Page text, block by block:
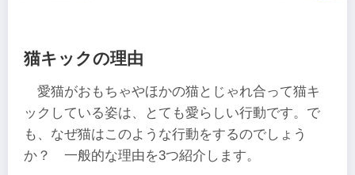
猫キックの理由
愛猫がおもちゃやほかの猫とじゃれ合って猫キ
ックしている姿は、とても愛らしい行動です。で
も、なぜ猫はこのような行動をするのでしょう
か？ 一般的な理由を3つ紹介します。